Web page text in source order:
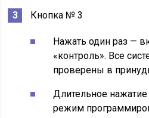
Кнопка № 3
Нажать один раз —
«контроль». Все
проверены в
Длительное
режим